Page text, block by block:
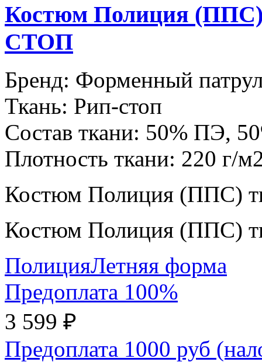
Костюм Полиция
СТОП
Бренд: Форменный
Ткань: Рип-стоп
Состав ткани: 50% ПЭ,
Плотность ткани: 220 г/
Костюм Полиция (ППС)
Костюм Полиция (ППС)
ПолицияЛетняя форма
Предоплата 100%
3 599 ₽
Предоплата 1000 руб